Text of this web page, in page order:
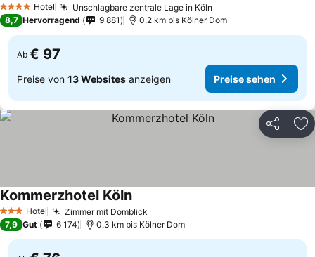
4 Sterne Hotel Unschlagbare zentrale Lage in Köln
8,7 Hervorragend 9 881 0.2 km bis Kölner Dom
Ab € 97
Preise von 13 Websites anzeigen Preise sehen
Teilen
3 SterneHotel Zimmer mit Domblick
Kommerzhotel KölnPreise sehen
7,9 Gut 6 174 0.3 km bis Kölner Dom